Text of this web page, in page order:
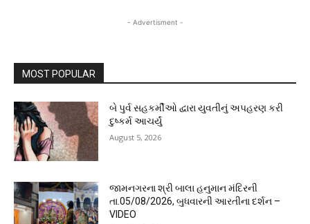
- Advertisment -
MOST POPULAR
બે પુર્વ સહકર્મીઓ દ્વારા યુવતીનું અપહરણ કરી
દુષ્કર્મ આચર્યું
August 5, 2026
જામનગરના શ્રી બાલા હનુમાન મંદિરની
તા.05/08/2026, બુધવારની આરતીના દર્શન –
VIDEO